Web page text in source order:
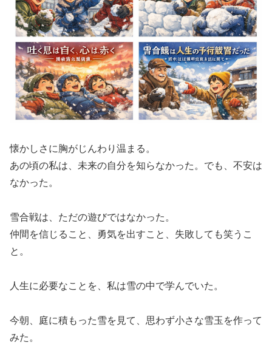
懐かしさに胸がじんわり温まる。
あの頃の私は、未来の自分を知らなかった。でも、不安は
なかった。
雪合戦は、ただの遊びではなかった。
仲間を信じること、勇気を出すこと、失敗しても笑うこ
と。
人生に必要なことを、私は雪の中で学んでいた。
今朝、庭に積もった雪を見て、思わず小さな雪玉を作って
みた。